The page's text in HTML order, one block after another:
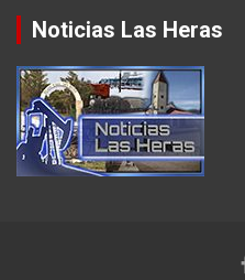
Noticias Las Heras